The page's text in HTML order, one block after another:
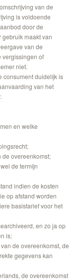
van de
is voldoende
door de
maakt van
van de
vergissingen of
niet.
consument duidelijk is
van het
en welke
overeenkomst;
de termijn
indien de kosten
op afstand worden
basistarief voor het
en zo ja op
is;
de overeenkomst, de
gegevens kan
de overeenkomst